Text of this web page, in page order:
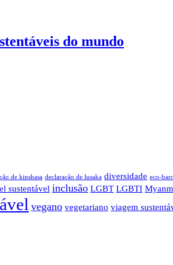
do mundo
de kinshasa declaração de lusaka diversidade eco-
sustentável inclusão LGBT LGBTI
vegano vegetariano viagem